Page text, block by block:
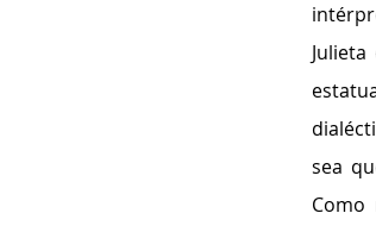
sea